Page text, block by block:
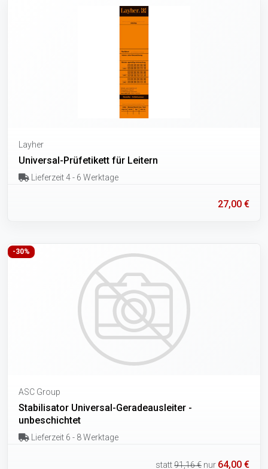
Layher
Universal-Prüfetikett für Leitern
Lieferzeit 4 - 6 Werktage
27,00 €
-30%
ASC Group
Stabilisator Universal-Geradeausleiter -
unbeschichtet
Lieferzeit 6 - 8 Werktage
statt91,16 € nur 64,00 €